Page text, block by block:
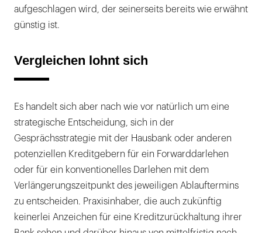
aufgeschlagen wird, der seinerseits bereits wie erwähnt
günstig ist.
Vergleichen lohnt sich
Es handelt sich aber nach wie vor natürlich um eine
strategische Entscheidung, sich in der
Gesprächsstrategie mit der Hausbank oder anderen
potenziellen Kreditgebern für ein Forwarddarlehen
oder für ein konventionelles Darlehen mit dem
Verlängerungszeitpunkt des jeweiligen Ablauftermins
zu entscheiden. Praxisinhaber, die auch zukünftig
keinerlei Anzeichen für eine Kreditzurückhaltung ihrer